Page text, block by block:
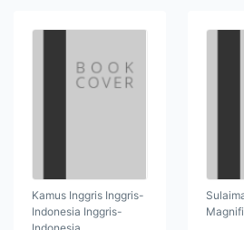
Kamus Inggris Inggris-
Indonesia Inggris-